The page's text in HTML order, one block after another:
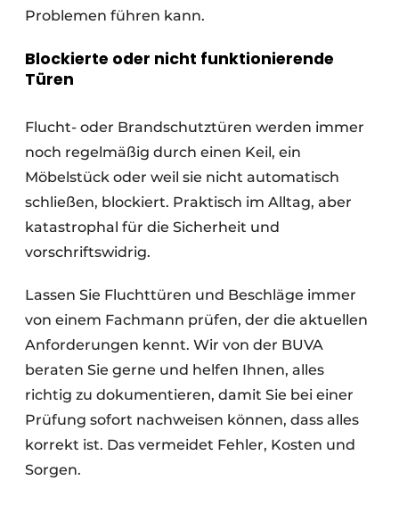
Problemen führen kann.
Blockierte oder nicht funktionierende
Türen
Flucht- oder Brandschutztüren werden immer
noch regelmäßig durch einen Keil, ein
Möbelstück oder weil sie nicht automatisch
schließen, blockiert. Praktisch im Alltag, aber
katastrophal für die Sicherheit und
vorschriftswidrig.
Lassen Sie Fluchttüren und Beschläge immer
von einem Fachmann prüfen, der die aktuellen
Anforderungen kennt. Wir von der BUVA
beraten Sie gerne und helfen Ihnen, alles
richtig zu dokumentieren, damit Sie bei einer
Prüfung sofort nachweisen können, dass alles
korrekt ist. Das vermeidet Fehler, Kosten und
Sorgen.